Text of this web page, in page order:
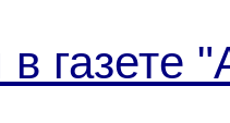
газете